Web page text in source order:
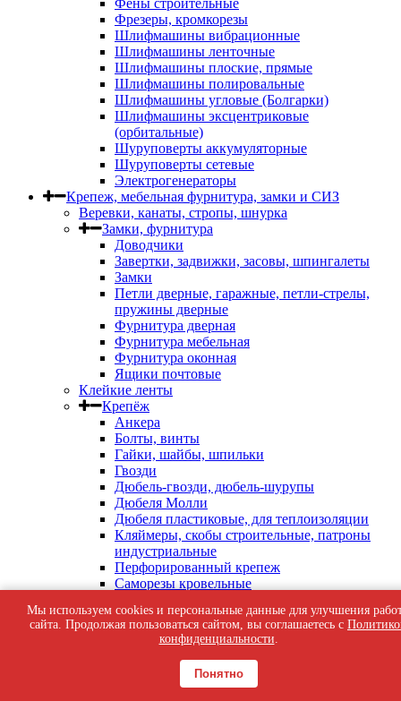
Фрезеры, кромкорезы
Шлифмашины вибрационные
Шлифмашины ленточные
Шлифмашины плоские, прямые
Шлифмашины полировальные
Шлифмашины угловые (Болгарки)
Шлифмашины эксцентриковые
(орбитальные)
Шуруповерты аккумуляторные
Шуруповерты сетевые
Электрогенераторы
Крепеж, мебельная фурнитура, замки и СИЗ
Веревки, канаты, стропы, шнурка
Замки, фурнитура
Доводчики
Завертки, задвижки, засовы, шпингалеты
Замки
Петли дверные, гаражные, петли-стрелы,
пружины дверные
Фурнитура дверная
Фурнитура мебельная
Фурнитура оконная
Ящики почтовые
Клейкие ленты
Крепёж
Анкера
Болты, винты
Гайки, шайбы, шпильки
Гвозди
Дюбель-гвозди, дюбель-шурупы
Дюбеля Молли
Дюбеля пластиковые, для теплоизоляции
Кляймеры, скобы строительные, патроны
индустриальные
Перфорированный крепеж
Саморезы кровельные
Саморезы с пресс-шайбой
Саморезы черные
Такелаж
Тросы, цепи
Шурупы жёлтые универсальные
Мы используем cookies и персональные данные для улучшения
сайта. Продолжая пользоваться сайтом, вы соглашаетесь с
конфиденциальности.
Понятно